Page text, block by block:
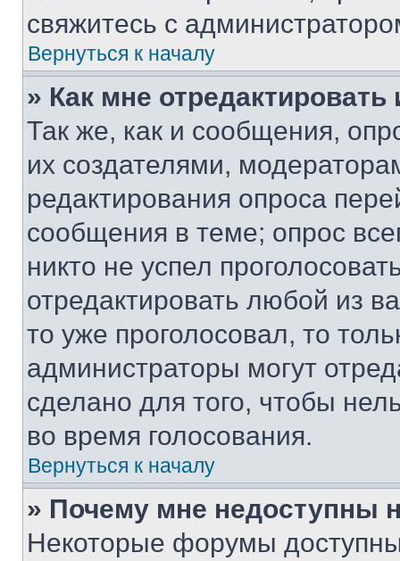
свяжитесь с
Вернуться к началу
» Как мне
Так же, как и сообщения,
их создателями,
редактирования опроса
сообщения в теме; опрос
никто не успел
отредактировать любой из
то уже проголосовал, то
администраторы могут
сделано для того, чтобы
во время голосования.
Вернуться к началу
» Почему мне недоступны
Некоторые форумы